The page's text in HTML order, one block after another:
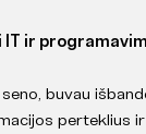
ir
buvau
perteklius